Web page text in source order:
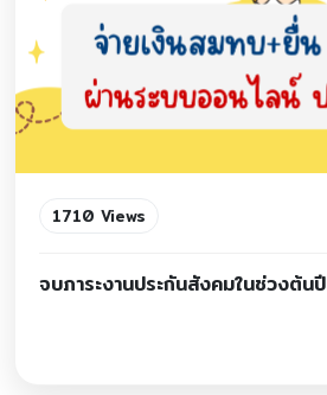
1710 Views
จบภาระงานประกันสังคมในช่วงต้นปี